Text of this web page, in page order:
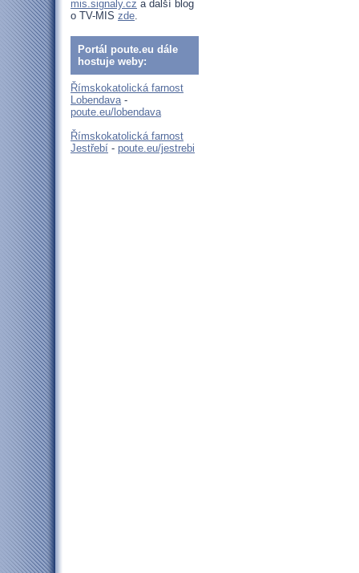
mis.signaly.cz a další blog
o TV-MIS zde.
Portál poute.eu dále
hostuje weby:
Římskokatolická farnost
Lobendava-
poute.eu/lobendava
Římskokatolická farnost
Jestřebí - poute.eu/jestrebi